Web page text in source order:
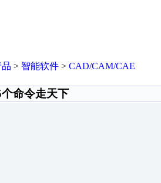
品 > 智能软件 > CAD/CAM/CAE
命令走天下